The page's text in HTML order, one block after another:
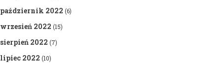
październik 2022 (6)
wrzesień 2022 (15)
sierpień 2022 (7)
lipiec 2022 (10)